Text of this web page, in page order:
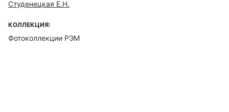
Студенецкая Е.Н.
КОЛЛЕКЦИЯ:
Фотоколлекции РЭМ